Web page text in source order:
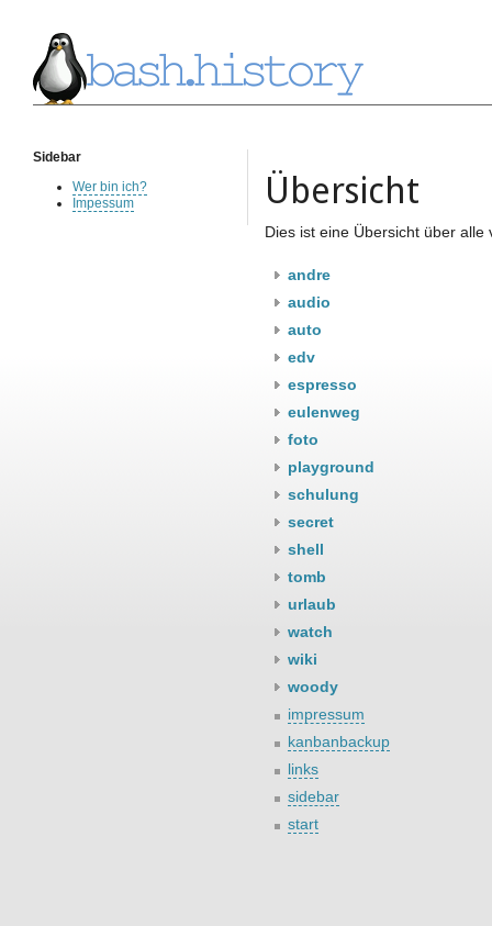
Sidebar
Wer bin ich?
Impessum
Übersicht
Dies ist eine Übersicht über
andre
audio
auto
edv
espresso
eulenweg
foto
playground
schulung
secret
shell
tomb
urlaub
watch
wiki
woody
impressum
kanbanbackup
links
sidebar
start